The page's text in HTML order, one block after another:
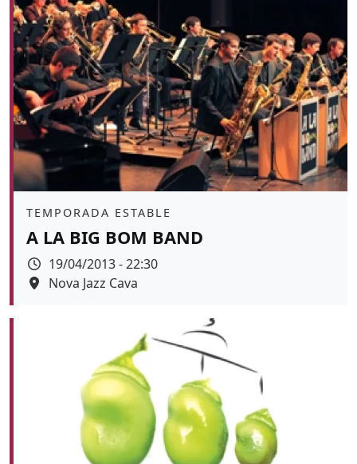
Àmbit
TEMPORADA ESTABLE
A LA BIG BOM BAND
Data
19/04/2013 - 22:30
Espai
Nova Jazz Cava